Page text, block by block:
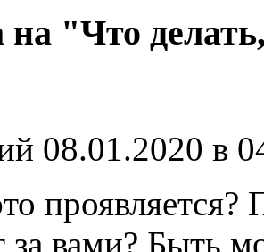
на "Что
08.01.2020 в
за вами? Быть